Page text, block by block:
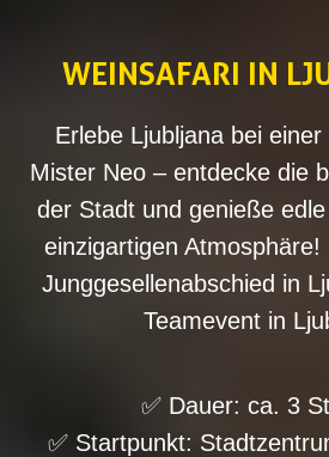
WEINSAFARI IN
Erlebe Ljubljana bei
Mister Neo – entdecke die
der Stadt und genieße
einzigartigen
Junggesellenabschied in
Teamevent in
✅ Dauer: ca. 3
✅ Startpunkt: